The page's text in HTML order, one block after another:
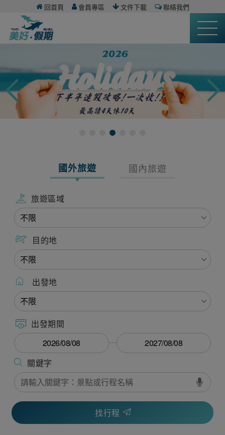
回首頁 會員專區 文件下載 聯絡我們
國外旅遊 國內旅遊
旅遊區域
目的地
出發地
出發期間
找行程